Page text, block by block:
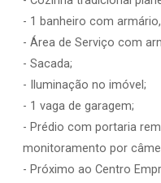
- 1 banheiro com
- Área de Serviço com
- Sacada;
- Iluminação no imóvel;
- 1 vaga de garagem;
- Prédio com portaria
monitoramento por
- Próximo ao Centro